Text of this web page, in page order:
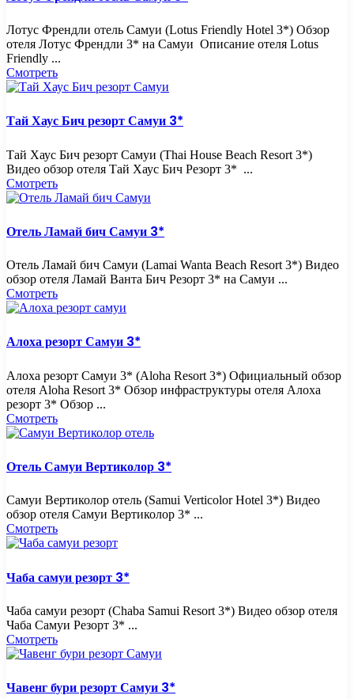
Лотус Френдли отель Самуи (Lotus Friendly Hotel 3*) Обзор
отеля Лотус Френдли 3* на Самуи Описание отеля Lotus
Friendly ...
Смотреть
Тай Хаус Бич резорт Самуи 3*
Тай Хаус Бич резорт Самуи (Thai House Beach Resort 3*)
Видео обзор отеля Тай Хаус Бич Резорт 3* ...
Смотреть
Отель Ламай бич Самуи 3*
Отель Ламай бич Самуи (Lamai Wanta Beach Resort 3*) Видео
обзор отеля Ламай Ванта Бич Резорт 3* на Самуи ...
Смотреть
Алоха резорт Самуи 3*
Алоха резорт Самуи 3* (Aloha Resort 3*) Официальный обзор
отеля Aloha Resort 3* Обзор инфраструктуры отеля Алоха
резорт 3* Обзор ...
Смотреть
Отель Самуи Вертиколор 3*
Самуи Вертиколор отель (Samui Verticolor Hotel 3*) Видео
обзор отеля Самуи Вертиколор 3* ...
Смотреть
Чаба самуи резорт 3*
Чаба самуи резорт (Chaba Samui Resort 3*) Видео обзор отеля
Чаба Самуи Резорт 3* ...
Смотреть
Чавенг бури резорт Самуи 3*